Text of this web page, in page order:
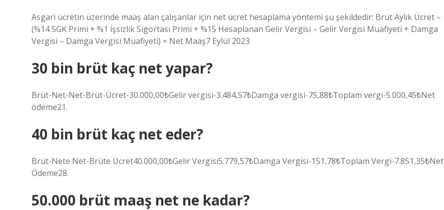
Asgari ücretin üzerinde maaş alan çalışanlar için net ücret hesaplama yöntemi şu şekildedir: Brüt Aylık Ücret –
(%14 SGK Primi + %1 İşsizlik Sigortası Primi + %15 Hesaplanan Gelir Vergisi – Gelir Vergisi Muafiyeti + Damga
Vergisi – Damga Vergisi Muafiyeti) = Net Maaş7 Eylül 2023
30 bin brüt kaç net yapar?
Brüt-Net-Net-Brüt-Ücret-30.000,00₺Gelir vergisi-3.484,57₺Damga vergisi-75,88₺Toplam vergi-5.000,45₺Net
ödeme21.
40 bin brüt kaç net eder?
Brüt-Nete Net-Brüte Ücret40.000,00₺Gelir Vergisi5.779,57₺Damga Vergisi-151,78₺Toplam Vergi-7.851,35₺Net
Ödeme28.
50.000 brüt maaş net ne kadar?